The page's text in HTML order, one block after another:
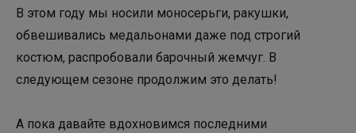
В этом году мы носили моносерьги, ракушки,
обвешивались медальонами даже под строгий
костюм, распробовали барочный жемчуг. В
следующем сезоне продолжим это делать!
А пока давайте вдохновимся последними